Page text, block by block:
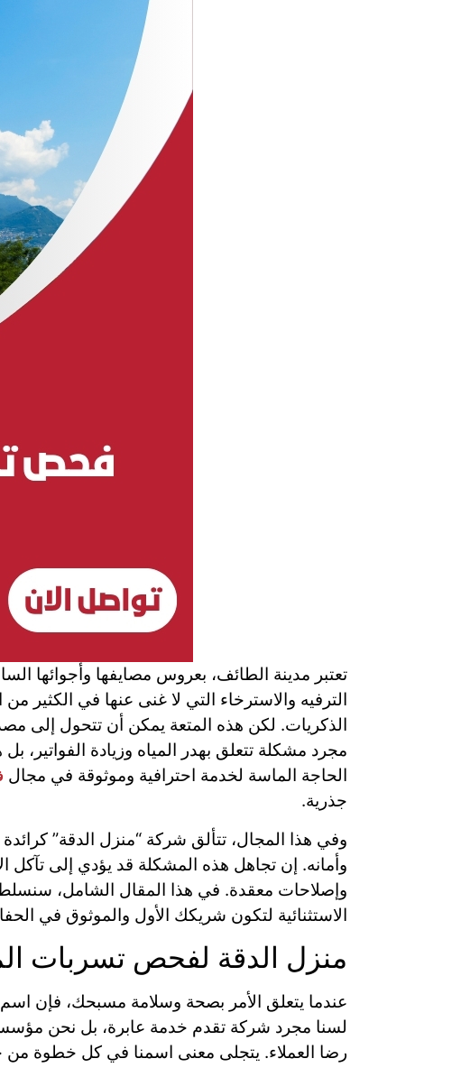
تعتبر مدينة الطائف، بعروس مصايفها وأجوائها
الترفيه والاسترخاء التي لا غنى عنها في الكثير
الذكريات. لكن هذه المتعة يمكن أن تتحول إلى
مجرد مشكلة تتعلق بهدر المياه وزيادة الفواتير،
الحاجة الماسة لخدمة احترافية وموثوقة في مجال
جذرية.
وفي هذا المجال، تتألق شركة “منزل الدقة”
وأمانه. إن تجاهل هذه المشكلة قد يؤدي إلى
وإصلاحات معقدة. في هذا المقال الشامل،
الاستثنائية لتكون شريكك الأول والموثوق في
منزل الدقة لفحص تسربات
عندما يتعلق الأمر بصحة وسلامة مسبحك، فإن
لسنا مجرد شركة تقدم خدمة عابرة، بل نحن
رضا العملاء. يتجلى معنى اسمنا في كل خطوة